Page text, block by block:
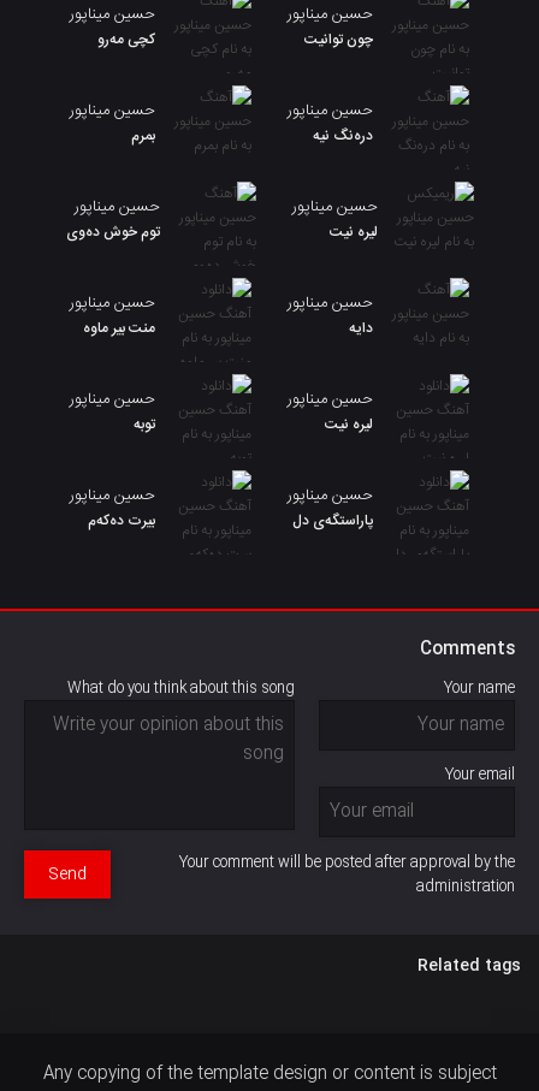
حسین میناپور
چون توانیت
حسین میناپور
کچی مەرو
حسین میناپور
درەنگ نیە
حسین میناپور
بمرم
حسین میناپور
لیره نیت
حسین میناپور
توم خوش دەوی
حسین میناپور
دایه
حسین میناپور
منت بیر ماوه
حسین میناپور
لیره نیت
حسین میناپور
توبه
حسین میناپور
پاراستگەی دل
حسین میناپور
بیرت دەکەم
Comments
Your name
Your email
What do you think about this song
Your comment will be posted after approval by the
administration
Send
Related tags
Any copying of the template design or content is subject